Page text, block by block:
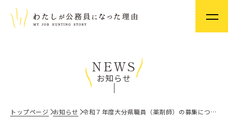
NEWS
お知らせ
トップページ お知らせ 令和７年度大分県職員（薬剤師）の募集について